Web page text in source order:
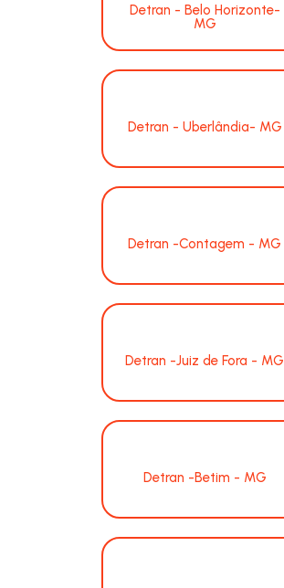
Detran - Belo Horizonte-
MG
Detran - Uberlândia- MG
Detran -Contagem - MG
Detran -Juiz de Fora - MG
Detran -Betim - MG